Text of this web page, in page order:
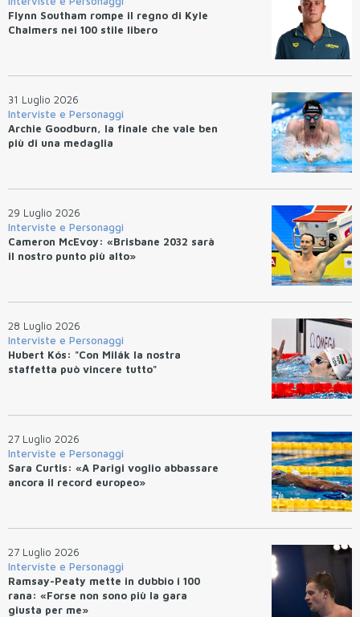
Flynn Southam rompe il regno di Kyle
Chalmers nei 100 stile libero
31 Luglio 2026
Interviste e Personaggi
Archie Goodburn, la finale che vale ben
più di una medaglia
29 Luglio 2026
Interviste e Personaggi
Cameron McEvoy: «Brisbane 2032 sarà
il nostro punto più alto»
28 Luglio 2026
Interviste e Personaggi
Hubert Kós: "Con Milák la nostra
staffetta può vincere tutto"
27 Luglio 2026
Interviste e Personaggi
Sara Curtis: «A Parigi voglio abbassare
ancora il record europeo»
27 Luglio 2026
Interviste e Personaggi
Ramsay-Peaty mette in dubbio i 100
rana: «Forse non sono più la gara
giusta per me»